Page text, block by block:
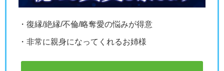
・復縁/絶縁/不倫/略奪愛の悩みが得意
・非常に親身になってくれるお姉様